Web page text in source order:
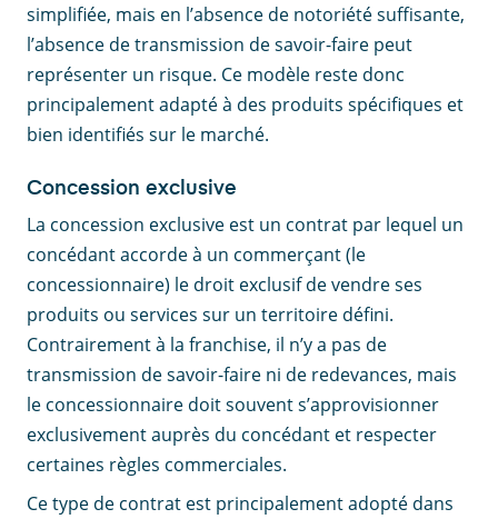
simplifiée, mais en l’absence de notoriété suffisante,
l’absence de transmission de savoir-faire peut
représenter un risque. Ce modèle reste donc
principalement adapté à des produits spécifiques et
bien identifiés sur le marché.
Concession exclusive
La concession exclusive est un contrat par lequel un
concédant accorde à un commerçant (le
concessionnaire) le droit exclusif de vendre ses
produits ou services sur un territoire défini.
Contrairement à la franchise, il n’y a pas de
transmission de savoir-faire ni de redevances, mais
le concessionnaire doit souvent s’approvisionner
exclusivement auprès du concédant et respecter
certaines règles commerciales.
Ce type de contrat est principalement adopté dans